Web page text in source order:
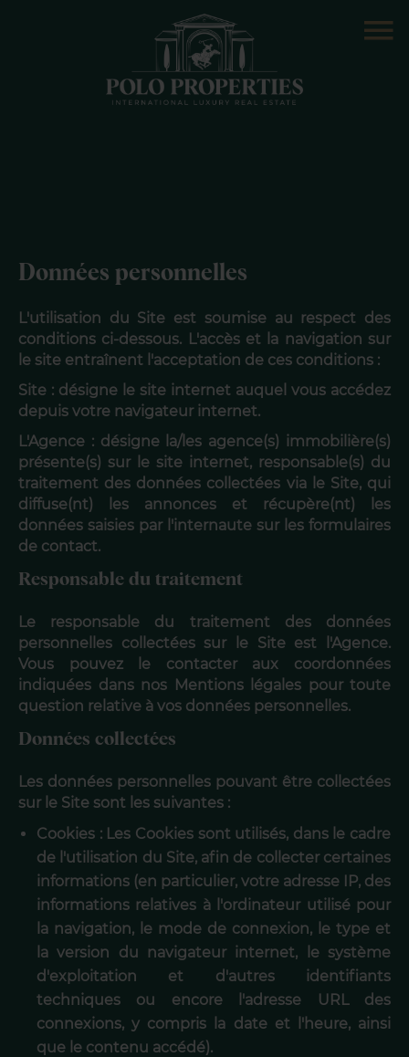
Données personnelles
L'utilisation du Site est soumise au respect des
conditions ci-dessous. L'accès et la navigation sur
le site entraînent l'acceptation de ces conditions :
Site : désigne le site internet auquel vous accédez
depuis votre navigateur internet.
L'Agence : désigne la/les agence(s) immobilière(s)
présente(s) sur le site internet, responsable(s) du
traitement des données collectées via le Site, qui
diffuse(nt) les annonces et récupère(nt) les
données saisies par l'internaute sur les formulaires
de contact.
Responsable du traitement
Le responsable du traitement des données
personnelles collectées sur le Site est l'Agence.
Vous pouvez le contacter aux coordonnées
indiquées dans nos Mentions légales pour toute
question relative à vos données personnelles.
Données collectées
Les données personnelles pouvant être collectées
sur le Site sont les suivantes :
Cookies : Les Cookies sont utilisés, dans le cadre
de l'utilisation du Site, afin de collecter certaines
informations (en particulier, votre adresse IP, des
informations relatives à l'ordinateur utilisé pour
la navigation, le mode de connexion, le type et
la version du navigateur internet, le système
d'exploitation et d'autres identifiants
techniques ou encore l'adresse URL des
connexions, y compris la date et l'heure, ainsi
que le contenu accédé).